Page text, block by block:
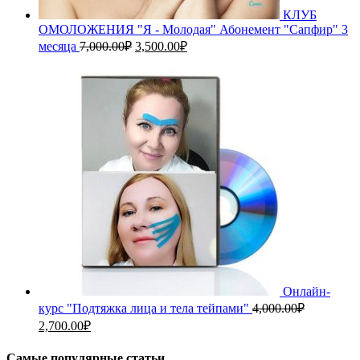
КЛУБ
ОМОЛОЖЕНИЯ "Я - Молодая" Абонемент "Сапфир" 3
месяца 7,000.00₽ Первоначальная
7,000.00₽.
3,500.00₽Текущая
3,500.00₽.
Онлайн-
курс "Подтяжка лица и тела тейпами" 4,000.00₽
Первоначальная
2,700.00₽Текущая
2,700.00₽.